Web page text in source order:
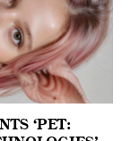
‘PET: